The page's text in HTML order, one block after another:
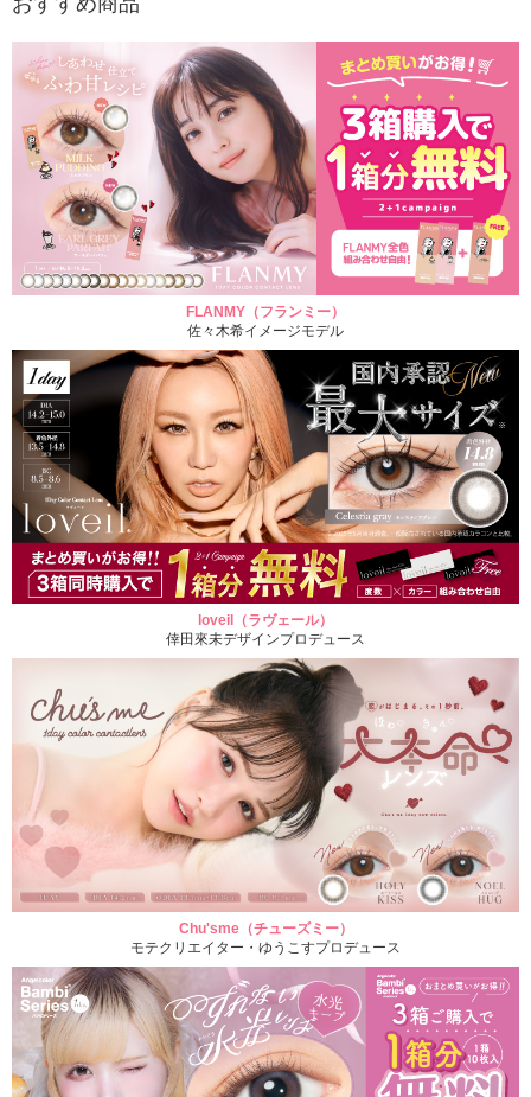
FLANMY（フランミー）
佐々木希イメージモデル
loveil（ラヴェール）
倖田來未デザインプロデュース
Chu'sme（チューズミー）
モテクリエイター・ゆうこすプロデュース